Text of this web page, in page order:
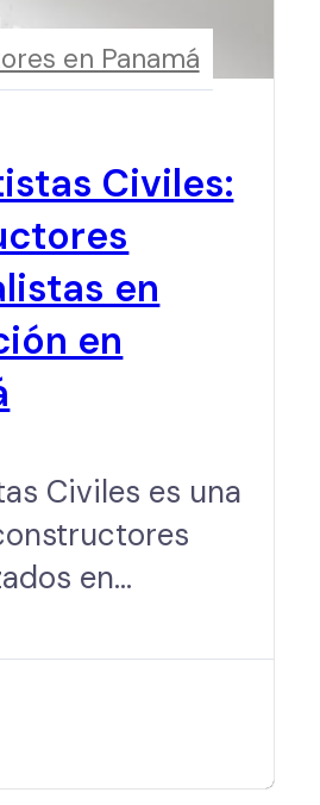
Civiles:
en
en
en Panamá
Civiles es una
en
tiene más
de experiencia